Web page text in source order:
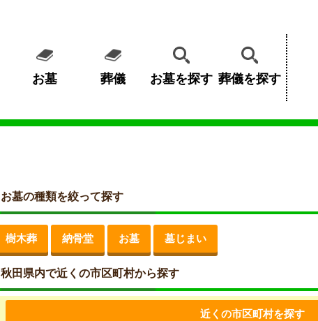
お墓 葬儀 お墓を探す 葬儀を探す
お墓の種類を絞って探す
樹木葬 納骨堂 お墓 墓じまい
秋田県内で近くの市区町村から探す
近くの市区町村を探す